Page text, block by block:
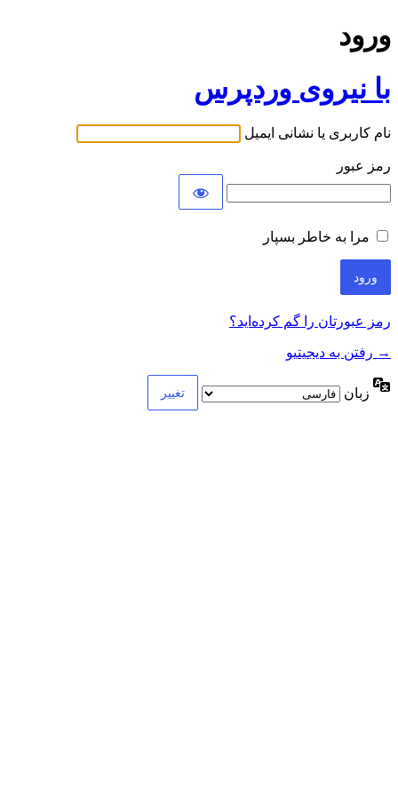
ورود
با نیروی وردپرس
نام کاربری یا نشانی ایمیل
رمز عبور
مرا به خاطر بسپار
رمز عبورتان را گم کرده‌اید؟
→ رفتن به دیجیتیو
زبان